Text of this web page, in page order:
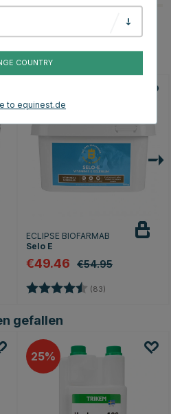
gefallen könnten
10
ECLIPSE BIOFARMAB
Selo E
€49.46 €54.95
Bewertung: (83)
gefallen
25
COUNTRY
to equinest.de